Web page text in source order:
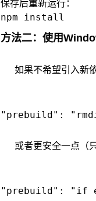
保存后重新运行：
方法二：使用
如果不希望引入新依
或者更安全一点（只